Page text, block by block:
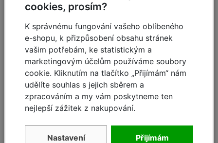
Specifikace
A pracovní výška cca: 9,50 m
B výška podlážky cca: 7,50 m
C výška lešení včetně
zábradlí:
8,60 m
Pracovní plocha: 2,00 x 0,75 m
cookies, prosím?
K správnému fungování vašeho oblíbeného
e-shopu, k přizpůsobení obsahu stránek
vašim potřebám, ke statistickým a
marketingovým účelům používáme soubory
cookie. Kliknutím na tlačítko „Přijímám“ nám
udělíte souhlas s jejich sběrem a
zpracováním a my vám poskytneme ten
nejlepší zážitek z nakupování.
Nastavení Přijímám